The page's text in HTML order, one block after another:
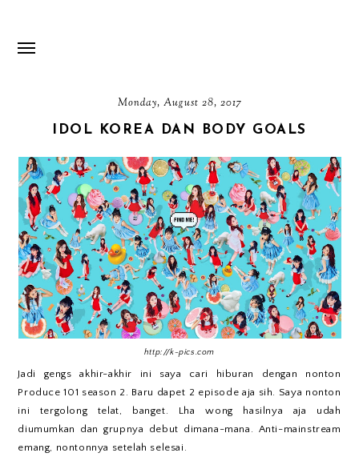
Monday, August 28, 2017
IDOL KOREA DAN BODY GOALS
http://k-pics.com
Jadi gengs akhir-akhir ini saya cari hiburan dengan nonton
Produce 101 season 2. Baru dapet 2 episode aja sih. Saya nonton
ini tergolong telat, banget. Lha wong hasilnya aja udah
diumumkan dan grupnya debut dimana-mana. Anti-mainstream
emang, nontonnya setelah selesai.